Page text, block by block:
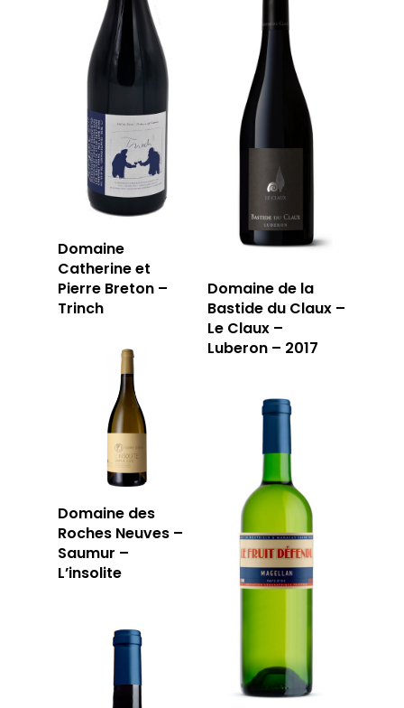
Domaine
Catherine et
Pierre Breton –
Trinch
Domaine de la
Bastide du Claux –
Le Claux –
Luberon – 2017
Domaine des
Roches Neuves –
Saumur –
L’insolite
APERÇU DE NOTRE
LA TABLE